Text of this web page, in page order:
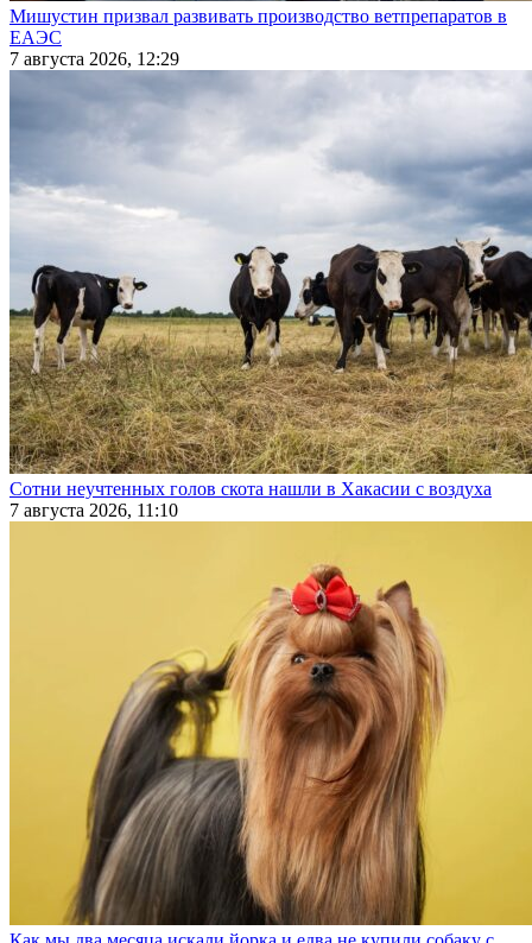
Мишустин призвал развивать производство ветпрепаратов в
ЕАЭС
7 августа 2026, 12:29
Сотни неучтенных голов скота нашли в Хакасии с воздуха
7 августа 2026, 11:10